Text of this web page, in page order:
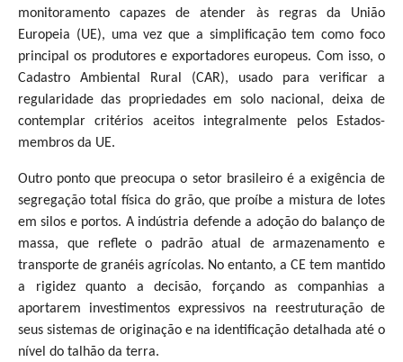
monitoramento capazes de atender às regras da União
Europeia (UE), uma vez que a simplificação tem como foco
principal os produtores e exportadores europeus. Com isso, o
Cadastro Ambiental Rural (CAR), usado para verificar a
regularidade das propriedades em solo nacional, deixa de
contemplar critérios aceitos integralmente pelos Estados-
membros da UE.
Outro ponto que preocupa o setor brasileiro é a exigência de
segregação total física do grão, que proíbe a mistura de lotes
em silos e portos. A indústria defende a adoção do balanço de
massa, que reflete o padrão atual de armazenamento e
transporte de granéis agrícolas. No entanto, a CE tem mantido
a rigidez quanto a decisão, forçando as companhias a
aportarem investimentos expressivos na reestruturação de
seus sistemas de originação e na identificação detalhada até o
nível do talhão da terra.